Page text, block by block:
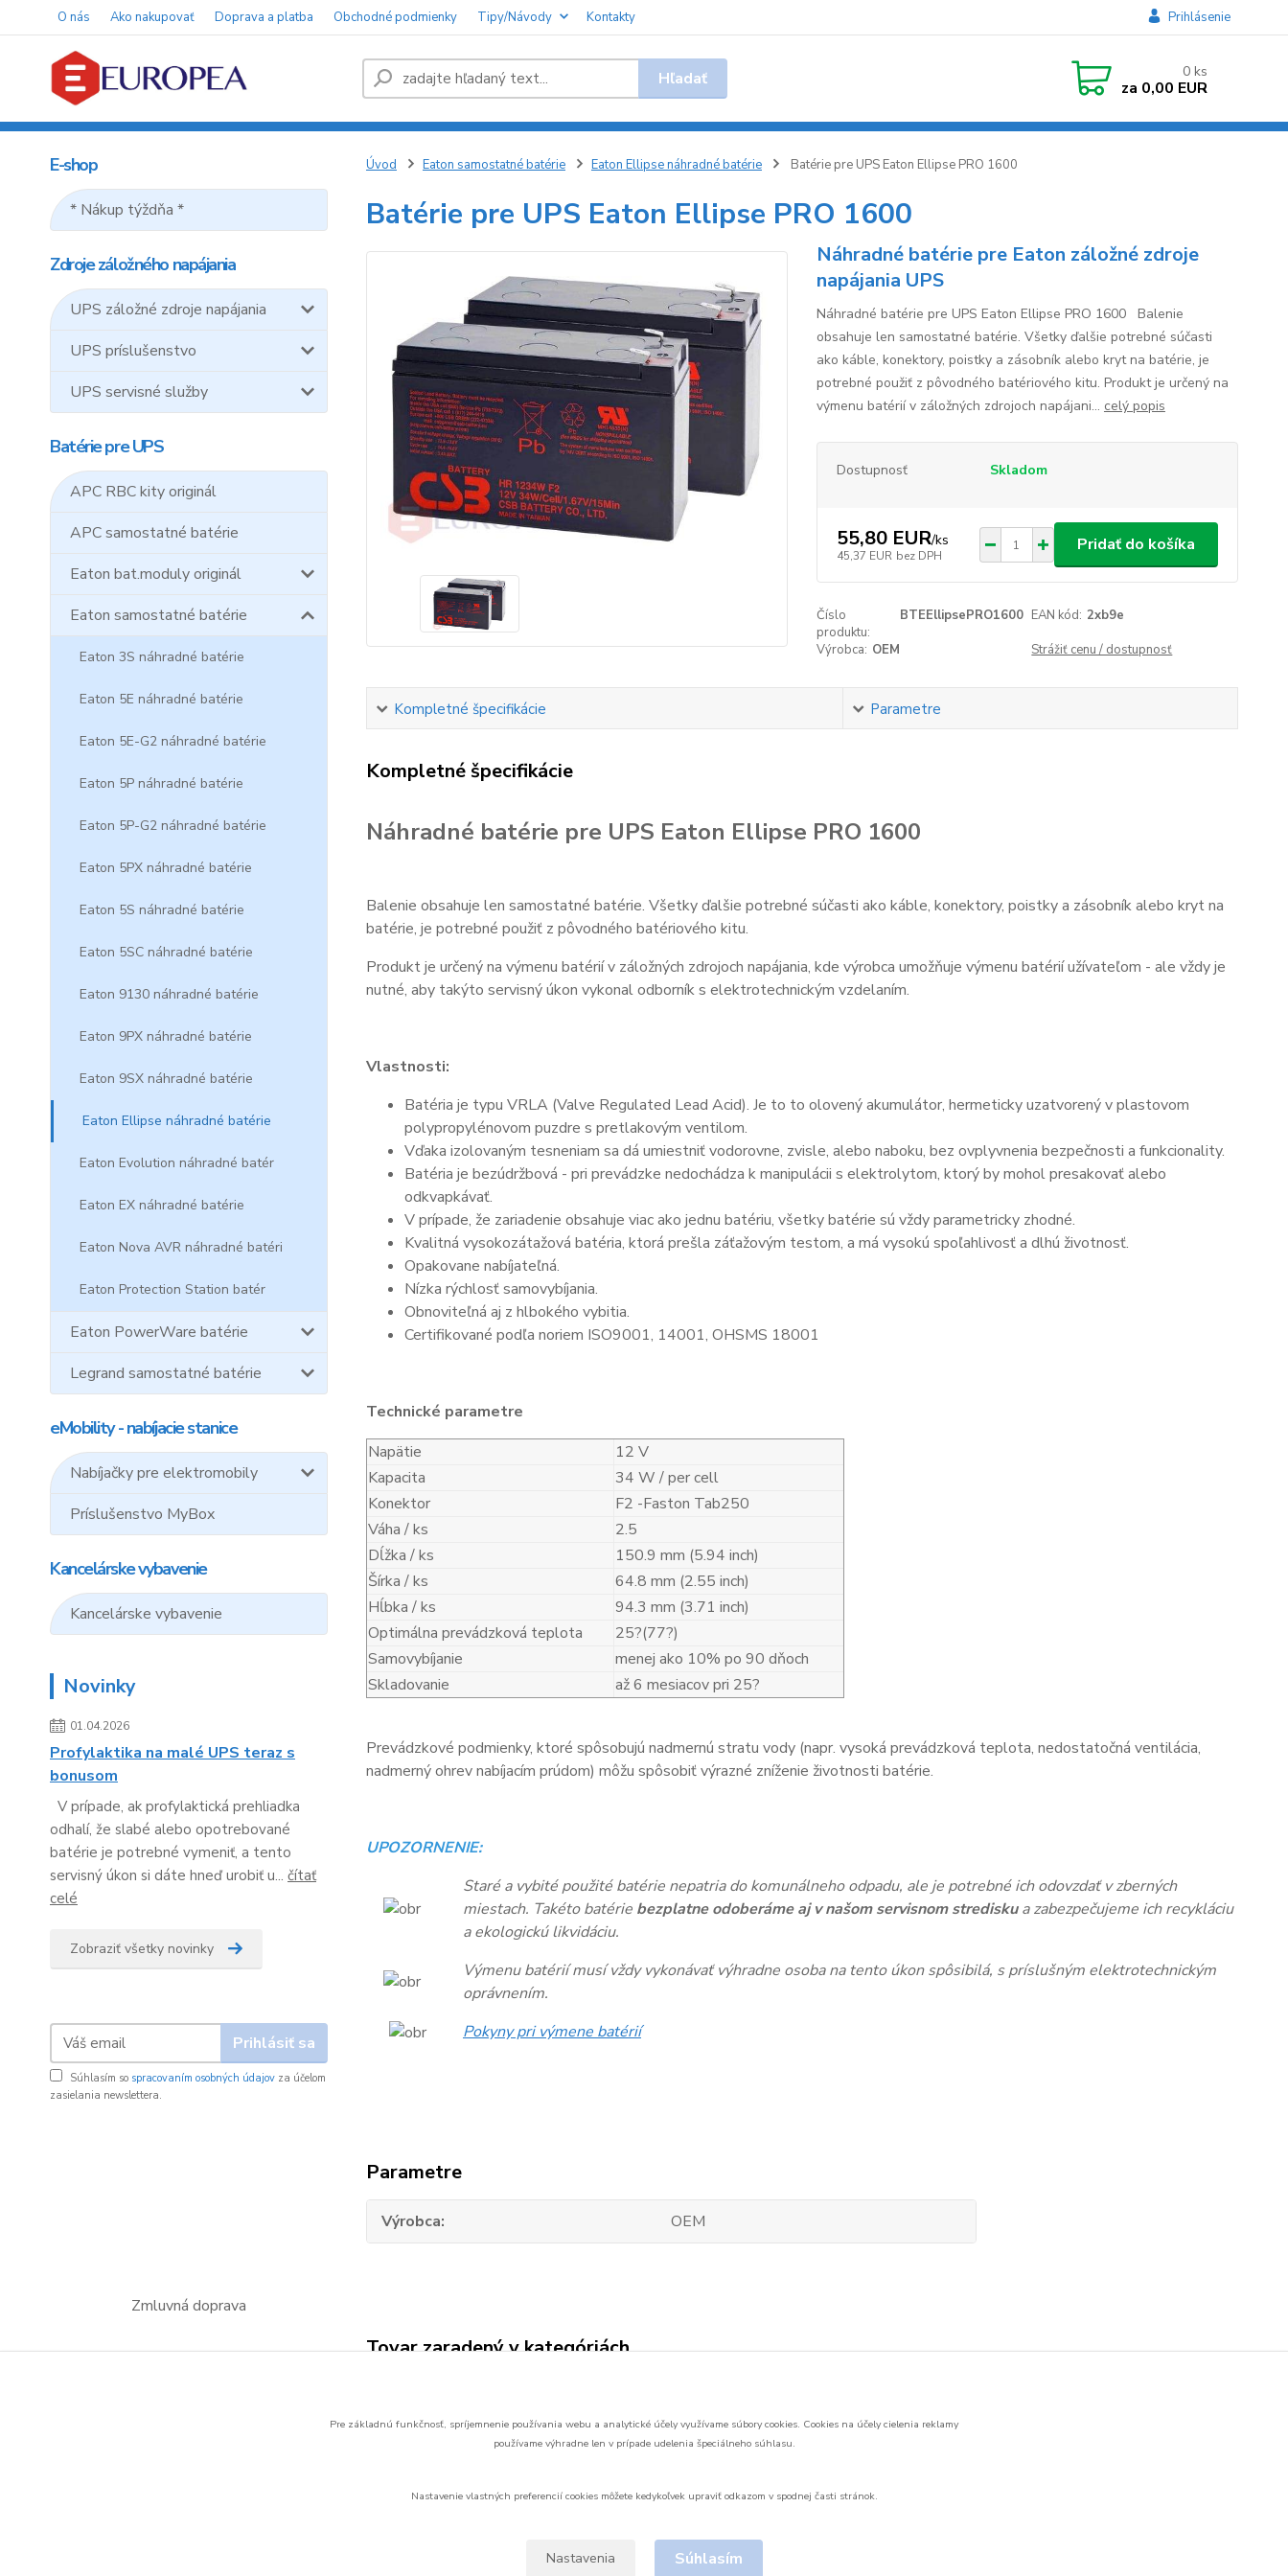
O nás Ako nakupovať Doprava a platba Obchodné podmienky Tipy/Návody Kontakty Prihlásenie
Hľadať 0 ks
za 0,00 EUR
E-shop
* Nákup týždňa *
Zdroje záložného napájania
UPS záložné zdroje napájania
UPS príslušenstvo
UPS servisné služby
Batérie pre UPS
APC RBC kity originál
APC samostatné batérie
Eaton bat.moduly originál
Eaton samostatné batérie
Eaton 3S náhradné batérie
Eaton 5E náhradné batérie
Eaton 5E-G2 náhradné batérie
Eaton 5P náhradné batérie
Eaton 5P-G2 náhradné batérie
Eaton 5PX náhradné batérie
Eaton 5S náhradné batérie
Eaton 5SC náhradné batérie
Eaton 9130 náhradné batérie
Eaton 9PX náhradné batérie
Eaton 9SX náhradné batérie
Eaton Ellipse náhradné batérie
Eaton Evolution náhradné batér
Eaton EX náhradné batérie
Eaton Nova AVR náhradné batéri
Eaton Protection Station batér
Eaton PowerWare batérie
Legrand samostatné batérie
eMobility - nabíjacie stanice
Nabíjačky pre elektromobily
Príslušenstvo MyBox
Kancelárske vybavenie
Kancelárske vybavenie
Novinky
01.04.2026
Profylaktika na malé UPS teraz s
bonusom
V prípade, ak profylaktická prehliadka
odhalí, že slabé alebo opotrebované
batérie je potrebné vymeniť, a tento
servisný úkon si dáte hneď urobiť u... čítať
celé
Zobraziť všetky novinky
Prihlásiť sa
Súhlasím so spracovaním osobných údajov za účelom
zasielania newslettera.
Zmluvná doprava
Úvod Eaton samostatné batérie Eaton Ellipse náhradné batérie Batérie pre UPS Eaton Ellipse PRO 1600
Batérie pre UPS Eaton Ellipse PRO 1600
Náhradné batérie pre Eaton záložné zdroje
napájania UPS
Náhradné batérie pre UPS Eaton Ellipse PRO 1600 Balenie
obsahuje len samostatné batérie. Všetky ďalšie potrebné súčasti
ako káble, konektory, poistky a zásobník alebo kryt na batérie, je
potrebné použiť z pôvodného batériového kitu. Produkt je určený na
výmenu batérií v záložných zdrojoch napájani... celý popis
Dostupnosť Skladom
55,80 EUR/ks
45,37 EUR bez DPH
Pridať do košíka
Číslo
produktu:
BTEEllipsePRO1600 EAN kód: 2xb9e
Výrobca: OEM Strážiť cenu / dostupnosť
Kompletné špecifikácie Parametre
Kompletné špecifikácie
Náhradné batérie pre UPS Eaton Ellipse PRO 1600
Balenie obsahuje len samostatné batérie. Všetky ďalšie potrebné súčasti ako káble, konektory, poistky a zásobník alebo kryt na
batérie, je potrebné použiť z pôvodného batériového kitu.
Produkt je určený na výmenu batérií v záložných zdrojoch napájania, kde výrobca umožňuje výmenu batérií užívateľom - ale vždy je
nutné, aby takýto servisný úkon vykonal odborník s elektrotechnickým vzdelaním.
Vlastnosti:
Batéria je typu VRLA (Valve Regulated Lead Acid). Je to to olovený akumulátor, hermeticky uzatvorený v plastovom
polypropylénovom puzdre s pretlakovým ventilom.
Vďaka izolovaným tesneniam sa dá umiestniť vodorovne, zvisle, alebo naboku, bez ovplyvnenia bezpečnosti a funkcionality.
Batéria je bezúdržbová - pri prevádzke nedochádza k manipulácii s elektrolytom, ktorý by mohol presakovať alebo
odkvapkávať.
V prípade, že zariadenie obsahuje viac ako jednu batériu, všetky batérie sú vždy parametricky zhodné.
Kvalitná vysokozátažová batéria, ktorá prešla záťažovým testom, a má vysokú spoľahlivosť a dlhú životnosť.
Opakovane nabíjateľná.
Nízka rýchlosť samovybíjania.
Obnoviteľná aj z hlbokého vybitia.
Certifikované podľa noriem ISO9001, 14001, OHSMS 18001
Technické parametre
Napätie
12 V
Kapacita
34 W / per cell
Konektor
F2 -Faston Tab250
Váha / ks
2.5
Dĺžka / ks
150.9 mm (5.94 inch)
Šírka / ks
64.8 mm (2.55 inch)
Hĺbka / ks
94.3 mm (3.71 inch)
Optimálna prevádzková teplota
25?(77?)
Samovybíjanie
menej ako 10% po 90 dňoch
Skladovanie
až 6 mesiacov pri 25?
Prevádzkové podmienky, ktoré spôsobujú nadmernú stratu vody (napr. vysoká prevádzková teplota, nedostatočná ventilácia,
nadmerný ohrev nabíjacím prúdom) môžu spôsobiť výrazné zníženie životnosti batérie.
UPOZORNENIE:
Staré a vybité použité batérie nepatria do komunálneho odpadu, ale je potrebné ich odovzdať v zberných
miestach. Takéto batérie bezplatne odoberáme aj v našom servisnom strediskua zabezpečujeme ich recykláciu
a ekologickú likvidáciu.
Výmenu batérií musí vždy vykonávať výhradne osoba na tento úkon spôsibilá, s príslušným elektrotechnickým
oprávnením.
Pokyny pri výmene batérií
Parametre
Výrobca OEM
Tovar zaradený v kategóriách
Pre základnú funkčnosť, spríjemnenie používania webu a analytické účely využívame súbory cookies. Cookies na účely cielenia reklamy
používame výhradne len v prípade udelenia špeciálneho súhlasu.
Nastavenie vlastných preferencií cookies môžete kedykoľvek upraviť odkazom v spodnej časti stránok.
Nastavenia Súhlasím